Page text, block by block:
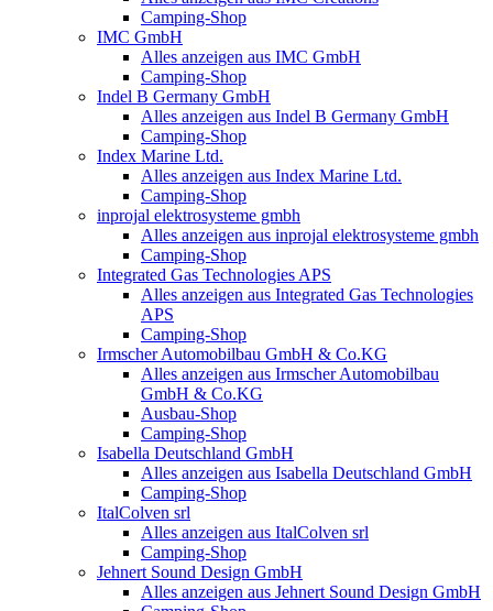
Camping-Shop
IMC GmbH
Alles anzeigen aus IMC GmbH
Camping-Shop
Indel B Germany GmbH
Alles anzeigen aus Indel B Germany GmbH
Camping-Shop
Index Marine Ltd.
Alles anzeigen aus Index Marine Ltd.
Camping-Shop
inprojal elektrosysteme gmbh
Alles anzeigen aus inprojal elektrosysteme gmbh
Camping-Shop
Integrated Gas Technologies APS
Alles anzeigen aus Integrated Gas Technologies
APS
Camping-Shop
Irmscher Automobilbau GmbH & Co.KG
Alles anzeigen aus Irmscher Automobilbau
GmbH & Co.KG
Ausbau-Shop
Camping-Shop
Isabella Deutschland GmbH
Alles anzeigen aus Isabella Deutschland GmbH
Camping-Shop
ItalColven srl
Alles anzeigen aus ItalColven srl
Camping-Shop
Jehnert Sound Design GmbH
Alles anzeigen aus Jehnert Sound Design GmbH